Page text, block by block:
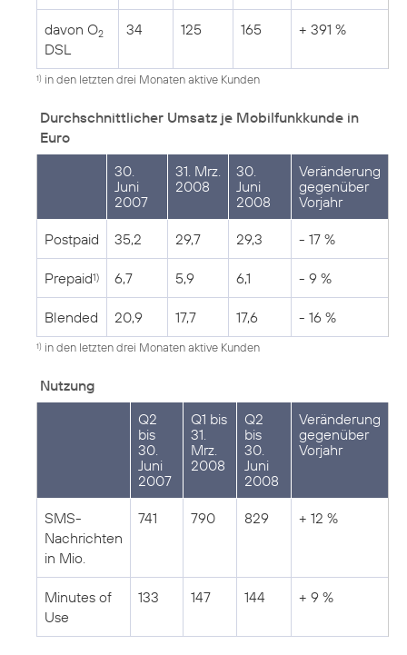
davon O2
DSL
34 125 165 + 391 %
1) in den letzten drei Monaten aktive Kunden
Durchschnittlicher Umsatz je Mobilfunkkunde in
Euro
30.
Juni
2007
31. Mrz.
2008
30.
Juni
2008
Veränderung
gegenüber
Vorjahr
Postpaid 35,2 29,7 29,3 - 17 %
Prepaid1) 6,7 5,9 6,1 - 9 %
Blended 20,9 17,7 17,6 - 16 %
1) in den letzten drei Monaten aktive Kunden
Nutzung
Q2
bis
30.
Juni
2007
Q1 bis
31.
Mrz.
2008
Q2
bis
30.
Juni
2008
Veränderung
gegenüber
Vorjahr
SMS-
Nachrichten
in Mio.
741 790 829 + 12 %
Minutes of
Use
133 147 144 + 9 %